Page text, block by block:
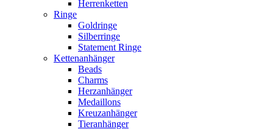
Herrenketten
Ringe
Goldringe
Silberringe
Statement Ringe
Kettenanhänger
Beads
Charms
Herzanhänger
Medaillons
Kreuzanhänger
Tieranhänger